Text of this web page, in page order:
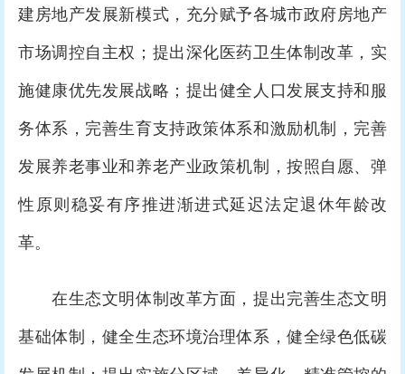
建房地产发展新模式，充分赋予各城市政府房地产
市场调控自主权；提出深化医药卫生体制改革，实
施健康优先发展战略；提出健全人口发展支持和服
务体系，完善生育支持政策体系和激励机制，完善
发展养老事业和养老产业政策机制，按照自愿、弹
性原则稳妥有序推进渐进式延迟法定退休年龄改
革。
在生态文明体制改革方面，提出完善生态文明
基础体制，健全生态环境治理体系，健全绿色低碳